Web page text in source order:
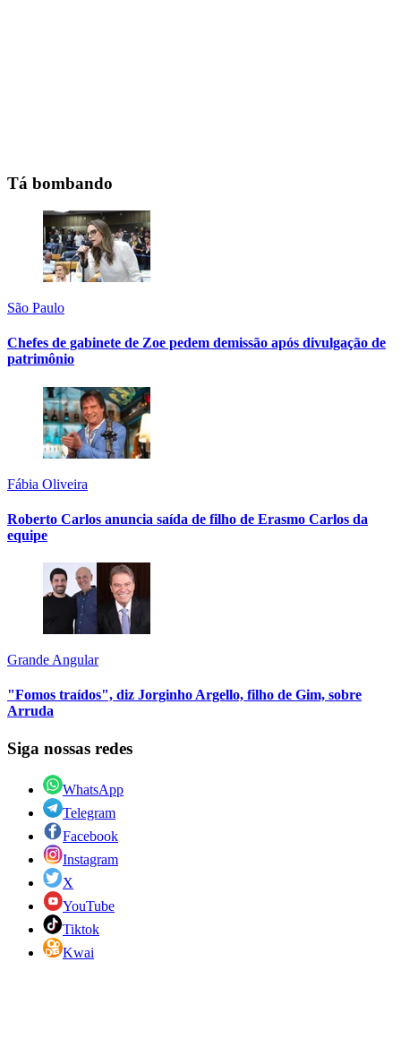
Tá bombando
São Paulo
Chefes de gabinete de Zoe pedem demissão após divulgação de
patrimônio
Fábia Oliveira
Roberto Carlos anuncia saída de filho de Erasmo Carlos da
equipe
Grande Angular
"Fomos traídos", diz Jorginho Argello, filho de Gim, sobre
Arruda
Siga nossas redes
WhatsApp
Telegram
Facebook
Instagram
X
YouTube
Tiktok
Kwai